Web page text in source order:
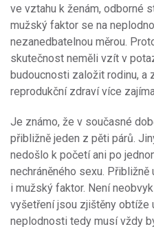
ve vztahu k ženám, odborné
mužský faktor se na
nezanedbatelnou měrou.
skutečnost neměli vzít v
budoucnosti založit rodinu, a
reprodukční zdraví více
Je známo, že v současné
přibližně jeden z pěti párů.
nedošlo k početí ani po
nechráněného sexu.
i mužský faktor. Není
vyšetření jsou zjištěny obtíže
neplodnosti tedy musí vždy